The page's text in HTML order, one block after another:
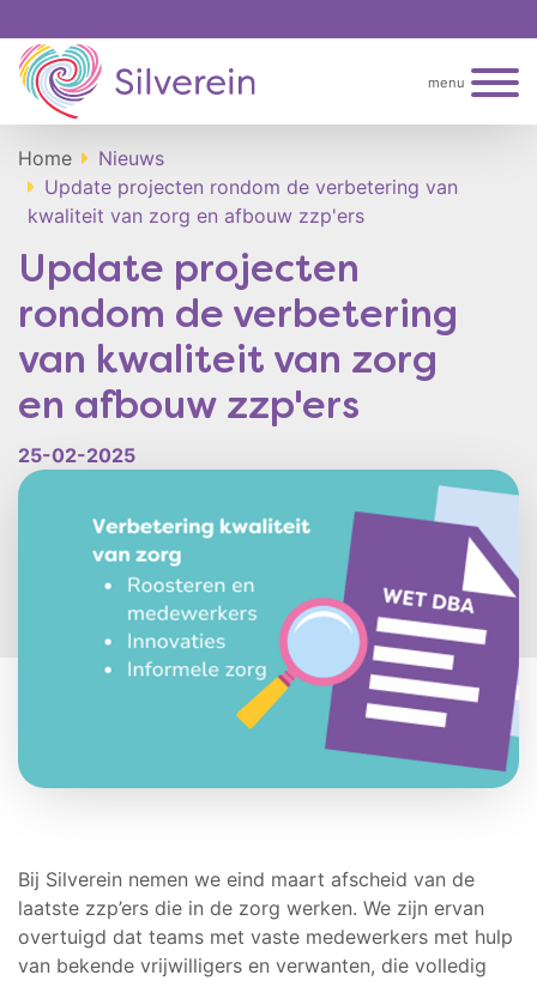
menu
Home
Nieuws
Update projecten rondom de verbetering van
kwaliteit van zorg en afbouw zzp'ers
Update projecten
rondom de verbetering
van kwaliteit van zorg
en afbouw zzp'ers
25-02-2025
Bij Silverein nemen we eind maart afscheid van de
laatste zzp’ers die in de zorg werken. We zijn ervan
overtuigd dat teams met vaste medewerkers met hulp
van bekende vrijwilligers en verwanten, die volledig